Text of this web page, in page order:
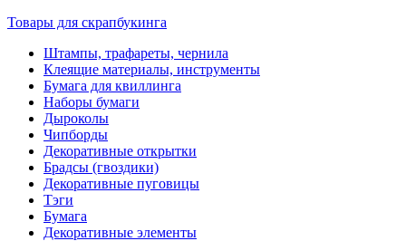
Товары для скрапбукинга
Штампы, трафареты, чернила
Клеящие материалы, инструменты
Бумага для квиллинга
Наборы бумаги
Дыроколы
Чипборды
Декоративные открытки
Брадсы (гвоздики)
Декоративные пуговицы
Тэги
Бумага
Декоративные элементы